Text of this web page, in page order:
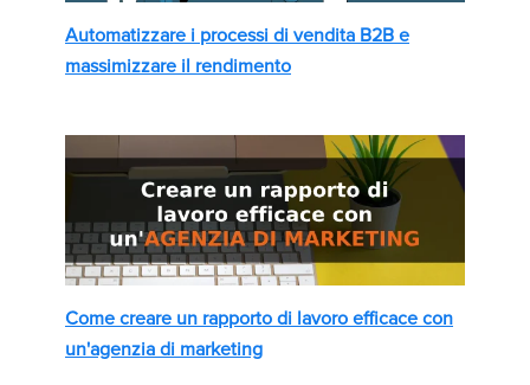
Automatizzare i processi di vendita B2B e
massimizzare il rendimento
Come creare un rapporto di lavoro efficace con
un'agenzia di marketing